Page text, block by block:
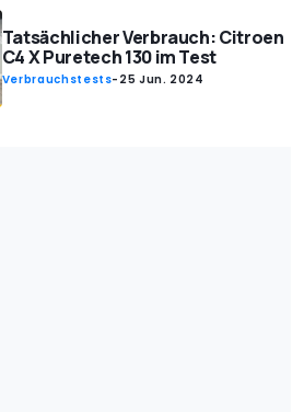
Tatsächlicher Verbrauch: Citroen
C4 X Puretech 130 im Test
Verbrauchstests- 25 Jun. 2024